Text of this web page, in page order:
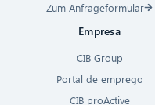
Zum Anfrageformular
Empresa
CIB Group
Portal de emprego
CIB proActive